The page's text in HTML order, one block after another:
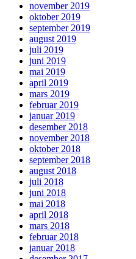
november 2019
oktober 2019
september 2019
august 2019
juli 2019
juni 2019
mai 2019
april 2019
mars 2019
februar 2019
januar 2019
desember 2018
november 2018
oktober 2018
september 2018
august 2018
juli 2018
juni 2018
mai 2018
april 2018
mars 2018
februar 2018
januar 2018